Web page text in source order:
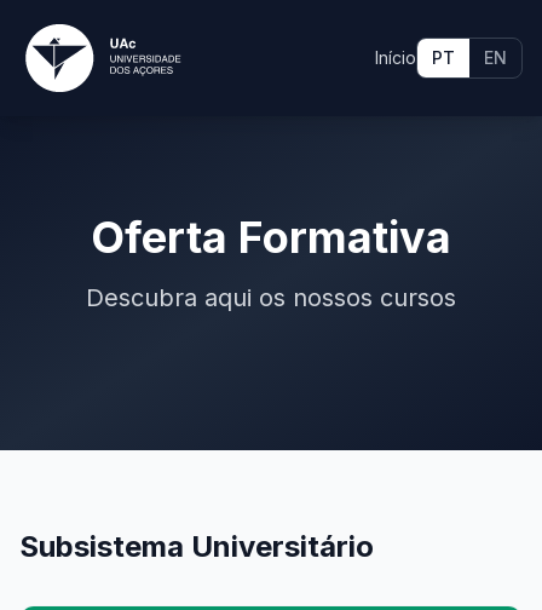
Início PT EN
Oferta Formativa
Descubra aqui os nossos cursos
Subsistema Universitário